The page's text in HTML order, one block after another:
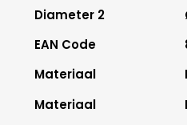
Diameter 2
EAN Code
Materiaal
Materiaal